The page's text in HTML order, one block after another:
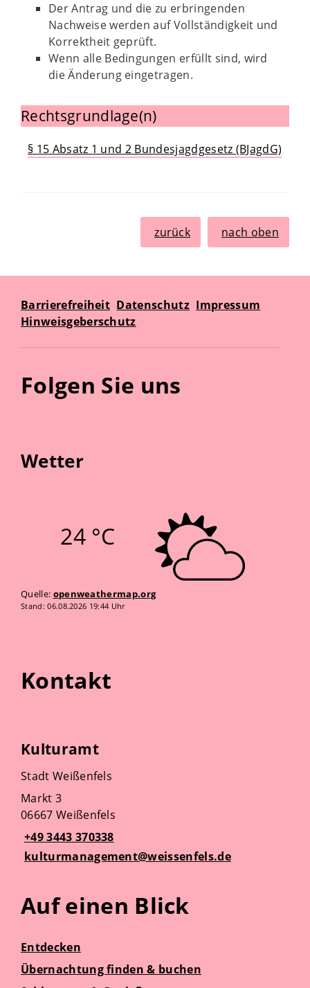
Der Antrag und die zu erbringenden
Nachweise werden auf Vollständigkeit und
Korrektheit geprüft.
Wenn alle Bedingungen erfüllt sind, wird
die Änderung eingetragen.
Rechtsgrundlage(n)
§ 15 Absatz 1 und 2 Bundesjagdgesetz (BJagdG)
zurück nach oben
Barrierefreiheit Datenschutz Impressum
Hinweisgeberschutz
Folgen Sie uns
Wetter
24 °C
Quelle: openweathermap.org
Stand: 06.08.2026 19:44 Uhr
Kontakt
Kulturamt
Stadt Weißenfels
Markt 3
06667 Weißenfels
+49 3443 370338
kulturmanagement@weissenfels.de
Auf einen Blick
Entdecken
Übernachtung finden & buchen